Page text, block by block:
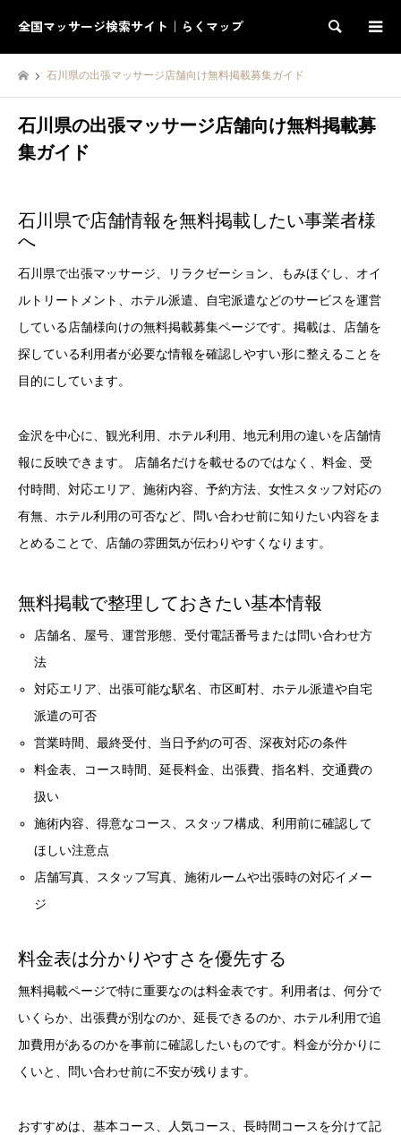
全国マッサージ検索サイト｜らくマップ 検索
石川県の出張マッサージ店舗向け無料掲載募集ガイド
石川県の出張マッサージ店舗向け無料掲載募
集ガイド
石川県で店舗情報を無料掲載したい事業者様
へ
石川県で出張マッサージ、リラクゼーション、もみほぐし、オイ
ルトリートメント、ホテル派遣、自宅派遣などのサービスを運営
している店舗様向けの無料掲載募集ページです。掲載は、店舗を
探している利用者が必要な情報を確認しやすい形に整えることを
目的にしています。
金沢を中心に、観光利用、ホテル利用、地元利用の違いを店舗情
報に反映できます。 店舗名だけを載せるのではなく、料金、受
付時間、対応エリア、施術内容、予約方法、女性スタッフ対応の
有無、ホテル利用の可否など、問い合わせ前に知りたい内容をま
とめることで、店舗の雰囲気が伝わりやすくなります。
無料掲載で整理しておきたい基本情報
店舗名、屋号、運営形態、受付電話番号または問い合わせ方
法
対応エリア、出張可能な駅名、市区町村、ホテル派遣や自宅
派遣の可否
営業時間、最終受付、当日予約の可否、深夜対応の条件
料金表、コース時間、延長料金、出張費、指名料、交通費の
扱い
施術内容、得意なコース、スタッフ構成、利用前に確認して
ほしい注意点
店舗写真、スタッフ写真、施術ルームや出張時の対応イメー
ジ
料金表は分かりやすさを優先する
無料掲載ページで特に重要なのは料金表です。利用者は、何分で
いくらか、出張費が別なのか、延長できるのか、ホテル利用で追
加費用があるのかを事前に確認したいものです。料金が分かりに
くいと、問い合わせ前に不安が残ります。
おすすめは、基本コース、人気コース、長時間コースを分けて記